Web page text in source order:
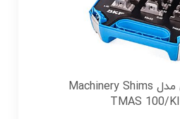
شیم پلیت های مدل Machinery Shims
TMAS 100/